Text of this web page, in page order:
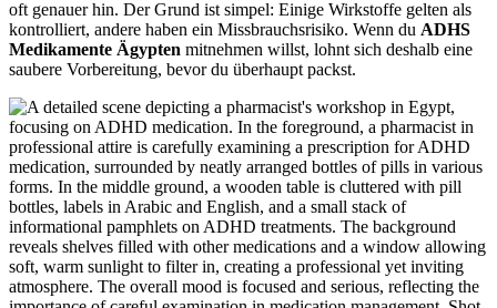
oft genauer hin. Der Grund ist simpel: Einige Wirkstoffe gelten als
kontrolliert, andere haben ein Missbrauchsrisiko. Wenn du ADHS
Medikamente Ägypten mitnehmen willst, lohnt sich deshalb eine
saubere Vorbereitung, bevor du überhaupt packst.